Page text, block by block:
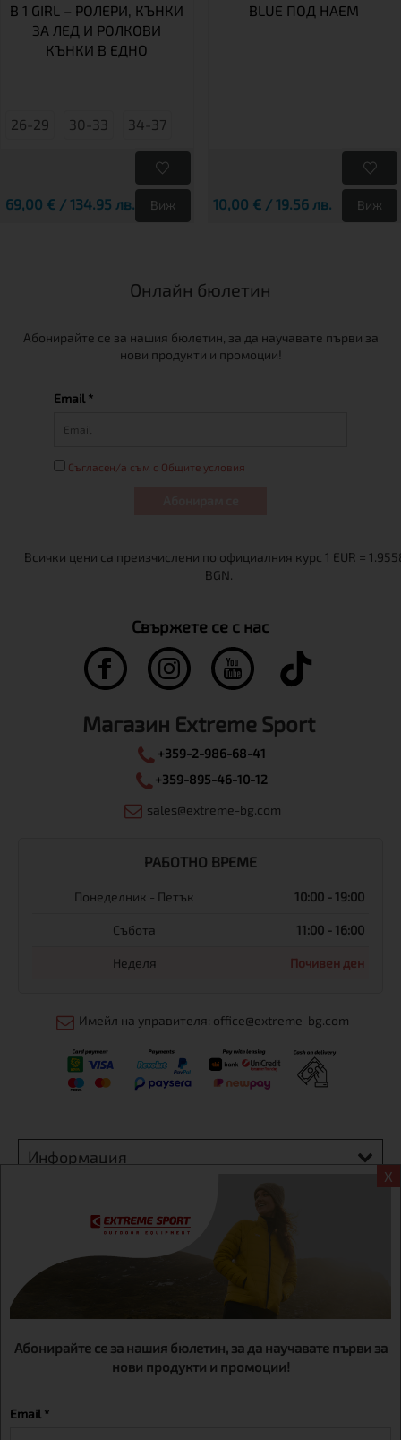
X
Абонирайте се за нашия бюлетин, за да научавате първи за
нови продукти и промоции!
Email *
В 1 GIRL – РОЛЕРИ, КЪНКИ
ЗА ЛЕД И РОЛКОВИ
КЪНКИ В ЕДНО
26-29 30-33 34-37
69,00 € / 134.95 лв. Виж
BLUE ПОД НАЕМ
10,00 € / 19.56 лв. Виж
Онлайн бюлетин
Абонирайте се за нашия бюлетин, за да научавате първи за
нови продукти и промоции!
Email *
Съгласен/а съм с Общите условия
Свържете се с нас
Магазин Extreme Sport
+359-2-986-68-41
+359-895-46-10-12
sales@extreme-bg.com
РАБОТНО ВРЕМЕ
Понеделник - Петък 10:00 - 19:00
Събота 11:00 - 16:00
Неделя Почивен ден
Имейл на управителя: office@extreme-bg.com
Информация
гр. София, Овча купел, ул.692, №12, офис 1, магазини
гр.София,бул. Дондуков 42, тел.:+359 895461012